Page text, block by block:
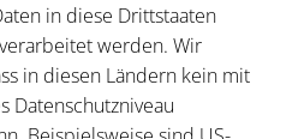
in diese Drittstaaten
werden. Wir
in diesen Ländern kein mit
Datenschutzniveau